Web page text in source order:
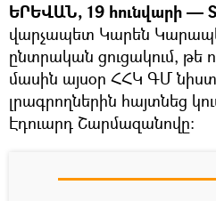
ԵՐԵՎԱՆ, 19 հունվարի —
վարչապետ Կարեն
ընտրական ցուցակում, թե
մասին այսօր ՀՀԿ ԳՄ
լրագրողներին հայտնեց
Էդուարդ Շարմազանովը։